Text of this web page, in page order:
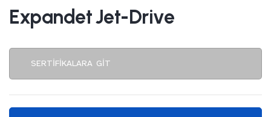
Expandet Jet-Drive
SERTIFIKALARA GIT